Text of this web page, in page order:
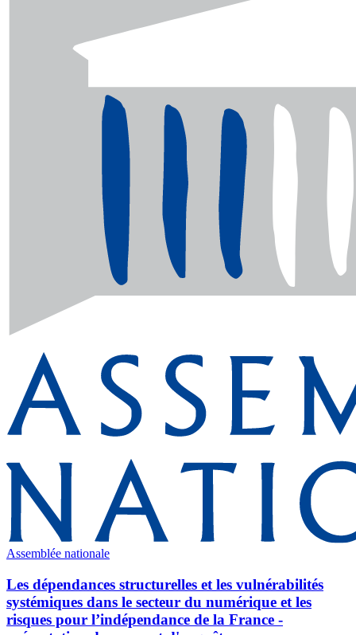
Assemblée nationale
Les dépendances structurelles et les vulnérabilités
systémiques dans le secteur du numérique et les
risques pour l’indépendance de la France -